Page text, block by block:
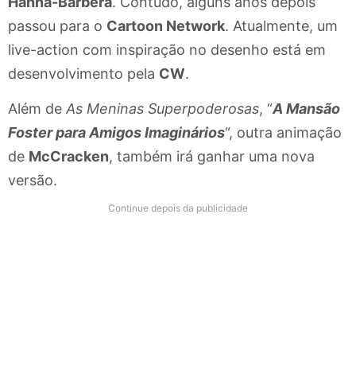
passou para o Cartoon Network. Atualmente, um
live-action com inspiração no desenho está em
desenvolvimento pela CW.
Além de As Meninas Superpoderosas, “A Mansão
Foster para Amigos Imaginários“, outra animação
de McCracken, também irá ganhar uma nova
versão.
Continue depois da publicidade